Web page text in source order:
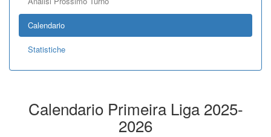
Calendario
Statistiche
Calendario Primeira Liga 2025-
2026